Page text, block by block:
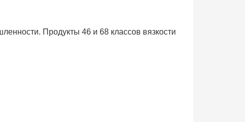
Продукты 46 и 68 классов вязкости